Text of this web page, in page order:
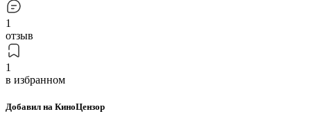
1
отзыв
1
в избранном
Добавил на КиноЦензор